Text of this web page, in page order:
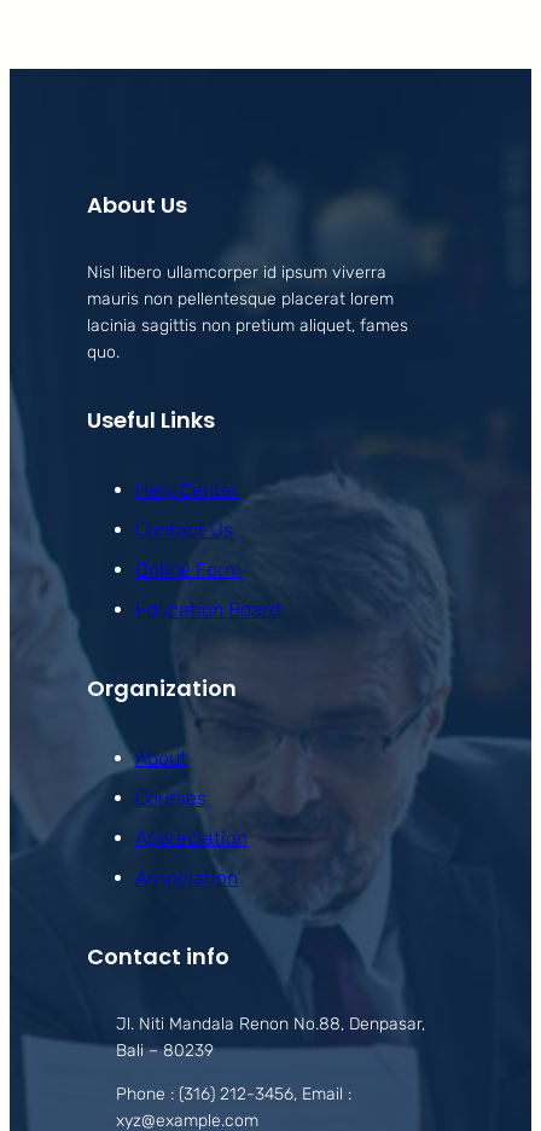
About Us
Nisl libero ullamcorper id ipsum viverra
mauris non pellentesque placerat lorem
lacinia sagittis non pretium aliquet, fames
quo.
Useful Links
Help Center
Contact Us
Online Form
Education Board
Organization
About
Courses
Appreciation
Association
Contact info
Jl. Niti Mandala Renon No.88, Denpasar,
Bali – 80239
Phone : (316) 212-3456, Email :
xyz@example.com